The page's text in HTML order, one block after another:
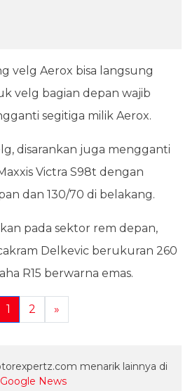
velg Aerox bisa langsung
velg bagian depan wajib
segitiga milik Aerox.
disarankan juga mengganti
Victra S98t dengan
dan 130/70 di belakang.
pada sektor rem depan,
Delkevic berukuran 260
R15 berwarna emas.
1 2 »
menarik lainnya di
Google News